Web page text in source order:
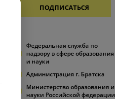
ПОДПИСАТЬСЯ
Федеральная служба по
надзору в сфере образования
и науки
Администрация г. Братска
Министерство образования и
науки Российской федерации